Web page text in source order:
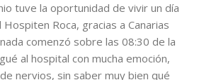
tuve la oportunidad de vivir un día
Roca, gracias a Canarias
comenzó sobre las 08:30 de la
al hospital con mucha emoción,
nervios, sin saber muy bien qué